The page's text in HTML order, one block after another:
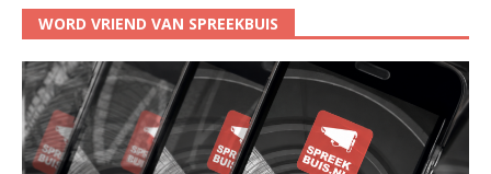
WORD VRIEND VAN SPREEKBUIS